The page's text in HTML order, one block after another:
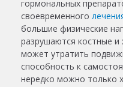
гормональных
своевременного
большие физические
разрушаются костные
может утратить
способность к
нередко можно только